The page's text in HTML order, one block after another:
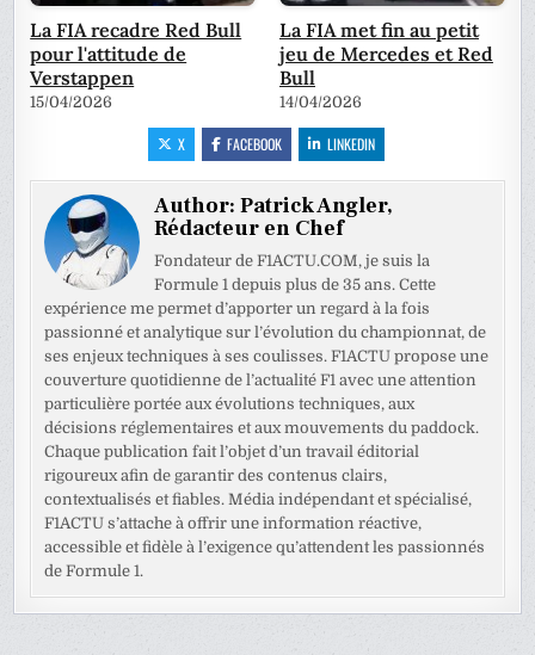
La FIA recadre Red Bull
pour l'attitude de
Verstappen
15/04/2026
La FIA met fin au petit
jeu de Mercedes et Red
Bull
14/04/2026
X FACEBOOK LINKEDIN
Author:Patrick Angler,
Rédacteur en Chef
Fondateur de F1ACTU.COM, je suis la
Formule 1 depuis plus de 35 ans. Cette
expérience me permet d’apporter un regard à la fois
passionné et analytique sur l’évolution du championnat, de
ses enjeux techniques à ses coulisses. F1ACTU propose une
couverture quotidienne de l’actualité F1 avec une attention
particulière portée aux évolutions techniques, aux
décisions réglementaires et aux mouvements du paddock.
Chaque publication fait l’objet d’un travail éditorial
rigoureux afin de garantir des contenus clairs,
contextualisés et fiables. Média indépendant et spécialisé,
F1ACTU s’attache à offrir une information réactive,
accessible et fidèle à l’exigence qu’attendent les passionnés
de Formule 1.